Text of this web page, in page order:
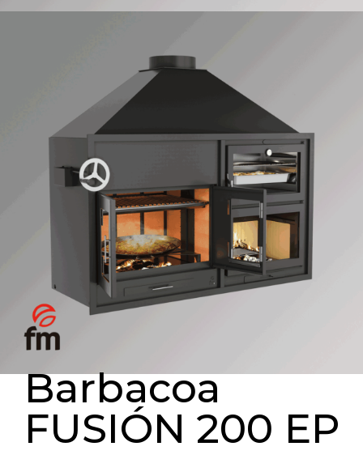
Barbacoa
FUSIÓN 200 EP